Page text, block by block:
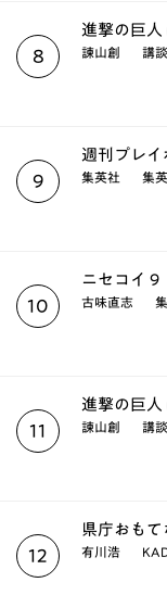
8
進撃の巨人
諫山創 講
9
週刊プレ
集英社 集
10
ニセコイ 9
古味直志
11
進撃の巨人
諫山創 講
12
県庁おもて
有川浩